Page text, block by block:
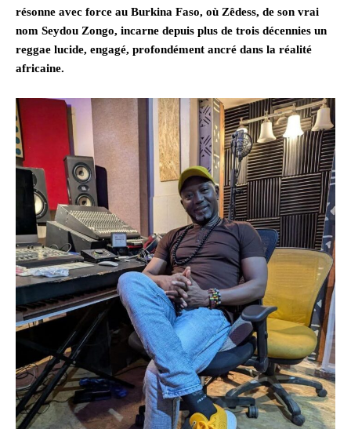
résonne avec force au Burkina Faso, où Zêdess, de son vrai
nom Seydou Zongo, incarne depuis plus de trois décennies un
reggae lucide, engagé, profondément ancré dans la réalité
africaine.